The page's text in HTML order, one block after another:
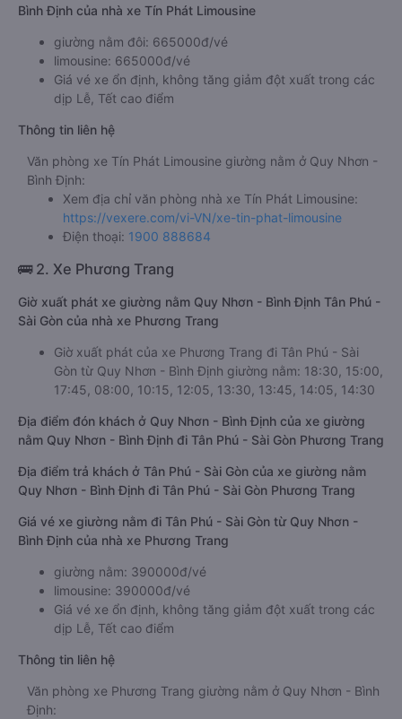
Bình Định của nhà xe Tín Phát Limousine
giường nằm đôi: 665000đ/vé
limousine: 665000đ/vé
Giá vé xe ổn định, không tăng giảm đột xuất trong các
dịp Lễ, Tết cao điểm
Thông tin liên hệ
Văn phòng xe Tín Phát Limousine giường nằm ở Quy Nhơn -
Bình Định:
Xem địa chỉ văn phòng nhà xe Tín Phát Limousine:
https://vexere.com/vi-VN/xe-tin-phat-limousine
Điện thoại: 1900 888684
🚌 2. Xe Phương Trang
Giờ xuất phát xe giường nằm Quy Nhơn - Bình Định Tân Phú -
Sài Gòn của nhà xe Phương Trang
Giờ xuất phát của xe Phương Trang đi Tân Phú - Sài
Gòn từ Quy Nhơn - Bình Định giường nằm: 18:30, 15:00,
17:45, 08:00, 10:15, 12:05, 13:30, 13:45, 14:05, 14:30
Địa điểm đón khách ở Quy Nhơn - Bình Định của xe giường
nằm Quy Nhơn - Bình Định đi Tân Phú - Sài Gòn Phương Trang
Địa điểm trả khách ở Tân Phú - Sài Gòn của xe giường nằm
Quy Nhơn - Bình Định đi Tân Phú - Sài Gòn Phương Trang
Giá vé xe giường nằm đi Tân Phú - Sài Gòn từ Quy Nhơn -
Bình Định của nhà xe Phương Trang
giường nằm: 390000đ/vé
limousine: 390000đ/vé
Giá vé xe ổn định, không tăng giảm đột xuất trong các
dịp Lễ, Tết cao điểm
Thông tin liên hệ
Văn phòng xe Phương Trang giường nằm ở Quy Nhơn - Bình
Định: